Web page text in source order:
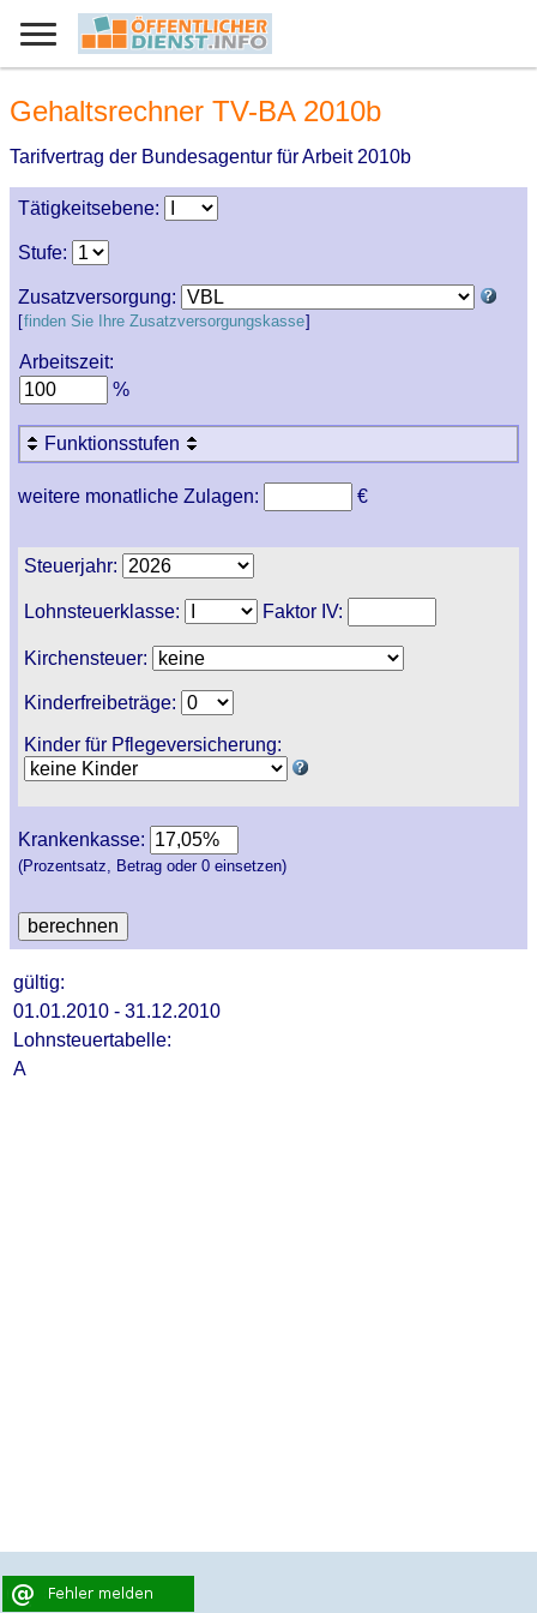
Gehaltsrechner TV-BA 2010b
Tarifvertrag der Bundesagentur für Arbeit 2010b
Tätigkeitsebene:
Stufe:
Zusatzversorgung:
[finden Sie Ihre Zusatzversorgungskasse]
Arbeitszeit:
%
Funktionsstufen
weitere monatliche Zulagen: €
Steuerjahr:
Lohnsteuerklasse: Faktor IV:
Kirchensteuer:
Kinderfreibeträge:
Kinder für Pflegeversicherung:
Krankenkasse:
(Prozentsatz, Betrag oder 0 einsetzen)
gültig:
01.01.2010 - 31.12.2010
Lohnsteuertabelle:
A